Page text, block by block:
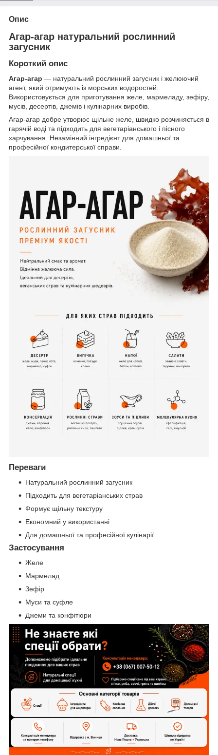
Опис
Агар-агар натуральний рослинний
загусник
Короткий опис
Агар-агар — натуральний рослинний загусник і желюючий
агент, який отримують із морських водоростей.
Використовується для приготування желе, мармеладу, зефіру,
мусів, десертів, джемів і кулінарних виробів.
Агар-агар добре утворює щільне желе, швидко розчиняється в
гарячій воді та підходить для вегетаріанського і пісного
харчування. Незамінний інгредієнт для домашньої та
професійної кондитерської справи.
Переваги
Натуральний рослинний загусник
Підходить для вегетаріанських страв
Формує щільну текстуру
Економний у використанні
Для домашньої та професійної кулінарії
Застосування
Желе
Мармелад
Зефір
Муси та суфле
Джеми та конфітюри